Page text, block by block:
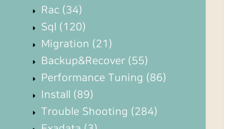
Rac (34)
Sql (120)
Migration (21)
Backup&Recover (55)
Performance Tuning (86)
Install (89)
Trouble Shooting (284)